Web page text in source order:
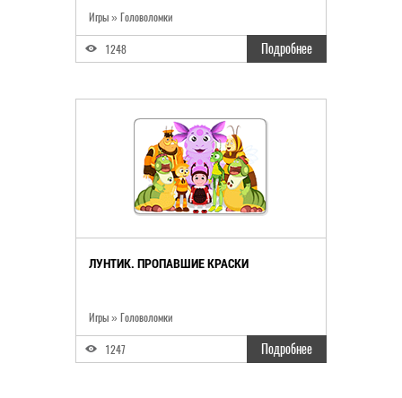
Игры» Головоломки
1248 Подробнее
ЛУНТИК. ПРОПАВШИЕ КРАСКИ
Игры» Головоломки
1247 Подробнее